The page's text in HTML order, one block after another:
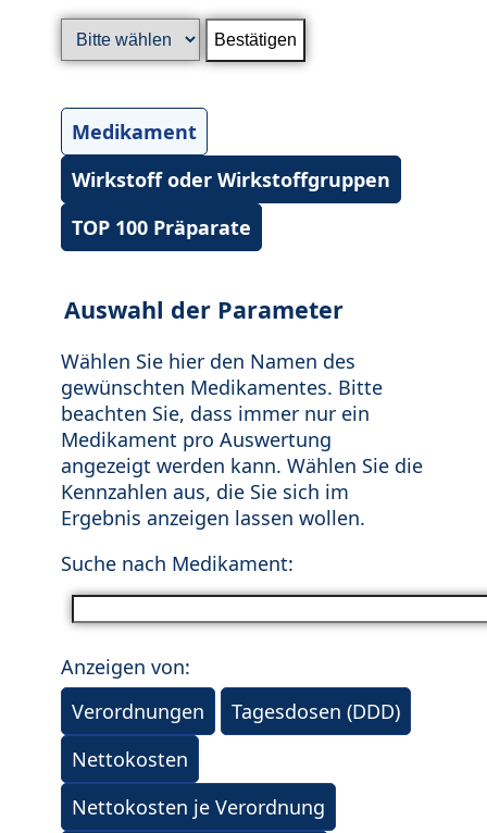
Medikament
Wirkstoff oder Wirkstoffgruppen
TOP 100 Präparate
Auswahl der Parameter
Wählen Sie hier den Namen des
gewünschten Medikamentes. Bitte
beachten Sie, dass immer nur ein
Medikament pro Auswertung
angezeigt werden kann. Wählen Sie die
Kennzahlen aus, die Sie sich im
Ergebnis anzeigen lassen wollen.
Suche nach Medikament:
Anzeigen von:
Verordnungen
Tagesdosen (DDD)
Nettokosten
Nettokosten je Verordnung